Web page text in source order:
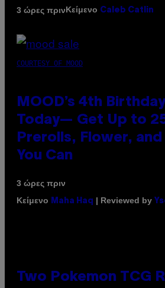
3 ώρες πρινΚείμενο Caleb Catlin
COURTESY OF MOOD
MOOD’s 4th
Today— Get Up to
Prerolls, Flower,
You Can
3 ώρες πριν
Κείμενο
Maha Haq | Reviewed by
Two Pokemon TCG